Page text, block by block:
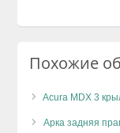
Похожие
Acura MDX 3
Арка задняя